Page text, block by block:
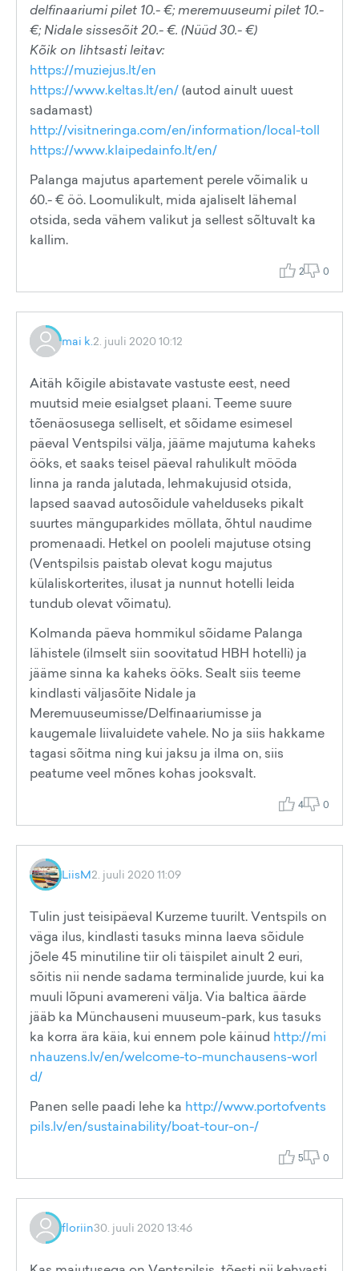
delfinaariumi pilet 10.- €; meremuuseumi pilet 10.-
€; Nidale sissesõit 20.- €. (Nüüd 30.- €)
Kõik on lihtsasti leitav:
https://muziejus.lt/en
https://www.keltas.lt/en/(autod ainult uuest
sadamast)
http://visitneringa.com/en/information/local-toll
https://www.klaipedainfo.lt/en/
Palanga majutus apartement perele võimalik u
60.- € öö. Loomulikult, mida ajaliselt lähemal
otsida, seda vähem valikut ja sellest sõltuvalt ka
kallim.
2 0
mai k.2. juuli 2020 10:12
Aitäh kõigile abistavate vastuste eest, need
muutsid meie esialgset plaani. Teeme suure
tõenäosusega selliselt, et sõidame esimesel
päeval Ventspilsi välja, jääme majutuma kaheks
ööks, et saaks teisel päeval rahulikult mööda
linna ja randa jalutada, lehmakujusid otsida,
lapsed saavad autosõidule vahelduseks pikalt
suurtes mänguparkides möllata, õhtul naudime
promenaadi. Hetkel on pooleli majutuse otsing
(Ventspilsis paistab olevat kogu majutus
külaliskorterites, ilusat ja nunnut hotelli leida
tundub olevat võimatu).
Kolmanda päeva hommikul sõidame Palanga
lähistele (ilmselt siin soovitatud HBH hotelli) ja
jääme sinna ka kaheks ööks. Sealt siis teeme
kindlasti väljasõite Nidale ja
Meremuuseumisse/Delfinaariumisse ja
kaugemale liivaluidete vahele. No ja siis hakkame
tagasi sõitma ning kui jaksu ja ilma on, siis
peatume veel mõnes kohas jooksvalt.
4 0
LiisM2. juuli 2020 11:09
Tulin just teisipäeval Kurzeme tuurilt. Ventspils on
väga ilus, kindlasti tasuks minna laeva sõidule
jõele 45 minutiline tiir oli täispilet ainult 2 euri,
sõitis nii nende sadama terminalide juurde, kui ka
muuli lõpuni avamereni välja. Via baltica äärde
jääb ka Münchauseni muuseum-park, kus tasuks
ka korra ära käia, kui ennem pole käinud http://mi
nhauzens.lv/en/welcome-to-munchausens-worl
d/
Panen selle paadi lehe ka http://www.portofvents
pils.lv/en/sustainability/boat-tour-on-/
5 0
floriin30. juuli 2020 13:46